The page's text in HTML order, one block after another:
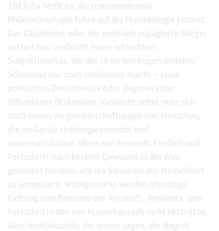
1923/24 heißt es, die transzendentale
Phänomenologie führe auf die Monadologie Leibniz’.
Der Objektivist oder der politisch engagierte Bürger
wittert hier vielleicht einen schlechten
Subjektivismus, der das in seinen Augen ohnehin
Schlimme nur noch schlimmer macht – etwa
politisches Desinteresse oder Degeneration
öffentlicher Diskussion. Vielleicht sehnt man sich
nach neuen Vergemeinschaftungen von Menschen,
die im Geiste richtungweisender und
universalistischer Ideen wie Vernunft, Freiheit und
Fortschritt nach bestem Gewissen in die Welt
gerichtet handeln, um die Situation der Menschheit
zu verbessern. Wohlgemerkt werden allerdings
Geltung und Relevanz der Vernunft-, Freiheits- und
Fortschrittsidee von Husserl gerade nicht bestritten.
Aber Intellektuelle, die einem sagen, der Begriff